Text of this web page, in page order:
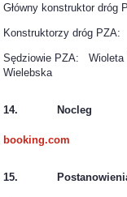
Główny konstruktor dróg
Konstruktorzy dróg PZA:
Sędziowie PZA: Wioleta
Wielebska
14. Nocleg
booking.com
15. Postanowienia